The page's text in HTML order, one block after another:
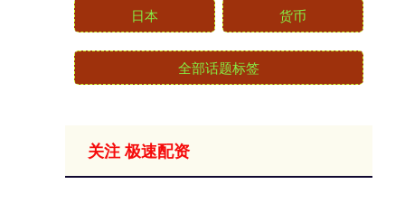
日本 货币
全部话题标签
关注 极速配资